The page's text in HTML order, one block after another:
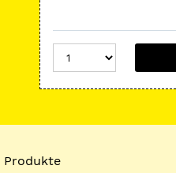
Produkte